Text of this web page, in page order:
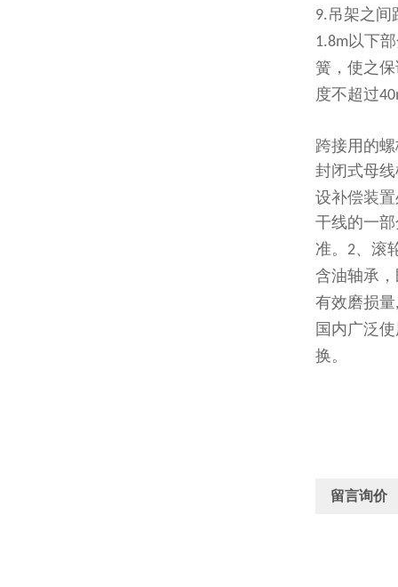
9.吊架之间
1.8m以下
簧，使之
度不超过
跨接用的
封闭式母
设补偿装
干线的一
准。 2、滚
含油轴承
有效磨损量,
国内广泛
换。
留言询价